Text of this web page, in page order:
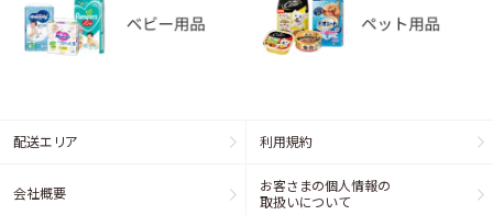
配送エリア 利用規約
会社概要
お客さまの個人情報の
取扱いについて